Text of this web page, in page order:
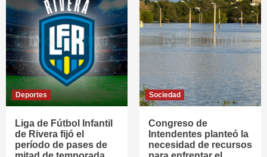
Deportes
Liga de Fútbol Infantil
de Rivera fijó el
período de pases de
Sociedad
Congreso de
Intendentes planteó la
necesidad de recursos